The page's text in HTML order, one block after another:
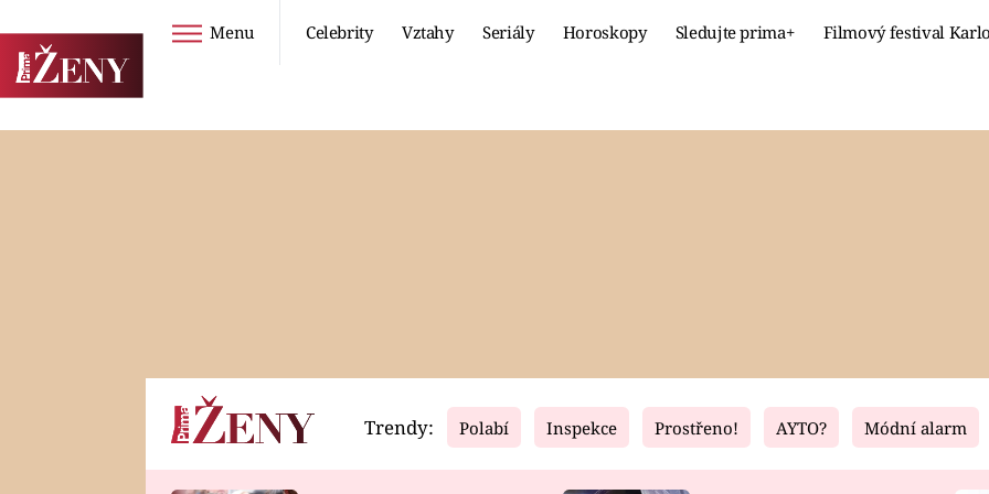
Menu Celebrity Vztahy Seriály Horoskopy Sledujte prima+ Filmový festival
Horoskopy Video Fresh Living
Trendy: Polabí Inspekce Prostřeno! AYTO? Módní alarm